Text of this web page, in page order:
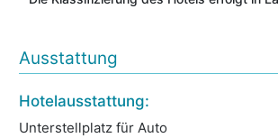
Ausstattung
Hotelausstattung:
Unterstellplatz für Auto